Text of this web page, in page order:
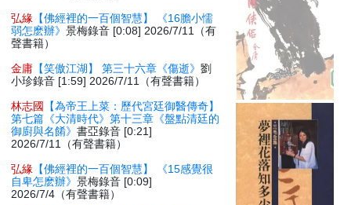
弘緣 【佛經裡的一百個智慧】 《16膽小懦
弱怎麽辦》景梅錄音 [0:08] 2026/7/11（有
聲書籍）
金庸 【笑傲江湖】 第三十六章《傷逝》劉
小珍錄音 [1:59] 2026/7/11（有聲書籍）
林志國
【為帝王上菜：歷代宮廷御醫傳奇】
第七篇《大清時代》第十三章《盤點清廷的
御廚與名餚》書亞錄音 [0:21]
2026/7/11（有聲書籍）
弘緣 【佛經裡的一百個智慧】 《15感覺很
自卑怎麽辦》景梅錄音 [0:09]
2026/7/4（有聲書籍）